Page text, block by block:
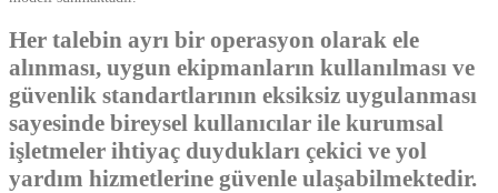
Her talebin ayrı bir operasyon olarak ele
alınması, uygun ekipmanların kullanılması ve
güvenlik standartlarının eksiksiz uygulanması
sayesinde bireysel kullanıcılar ile kurumsal
işletmeler ihtiyaç duydukları çekici ve yol
yardım hizmetlerine güvenle ulaşabilmektedir.